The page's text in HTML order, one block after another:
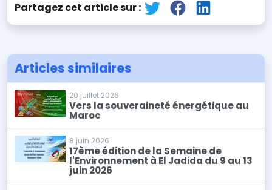
Partagez cet article sur :
Articles similaires
20 juillet 2026
Vers la souveraineté énergétique au
Maroc
8 juin 2026
17ème édition de la Semaine de
l'Environnement à El Jadida du 9 au 13
juin 2026